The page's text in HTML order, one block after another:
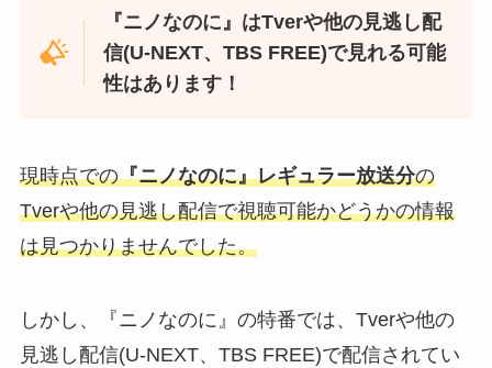
『ニノなのに』はTverや他の見逃し配
信(U-NEXT、TBS FREE)で見れる可能
性はあります！
現時点での『ニノなのに』レギュラー放送分の
Tverや他の見逃し配信で視聴可能かどうかの情報
は見つかりませんでした。
しかし、『ニノなのに』の特番では、Tverや他の
見逃し配信(U-NEXT、TBS FREE)で配信されてい